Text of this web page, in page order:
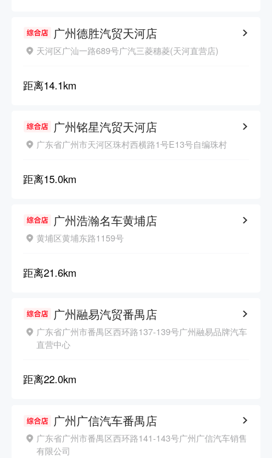
广州德胜汽贸天河店
天河区广汕一路689号广汽三菱穗菱(天河直营店)
距离14.1km
广州铭星汽贸天河店
广东省广州市天河区珠村西横路1号E13号自编珠村
距离15.0km
广州浩瀚名车黄埔店
黄埔区黄埔东路1159号
距离21.6km
广州融易汽贸番禺店
广东省广州市番禺区西环路137-139号广州融易品牌汽车
直营中心
距离22.0km
广州广信汽车番禺店
广东省广州市番禺区西环路141-143号广州广信汽车销售
有限公司